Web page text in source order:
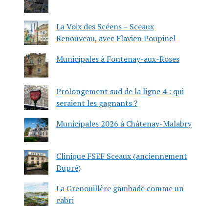
La Voix des Scéens – Sceaux
Renouveau, avec Flavien Poupinel
Municipales à Fontenay-aux-Roses
Prolongement sud de la ligne 4 : qui
seraient les gagnants ?
Municipales 2026 à Châtenay-Malabry
Clinique FSEF Sceaux (anciennement
Dupré)
La Grenouillère gambade comme un
cabri